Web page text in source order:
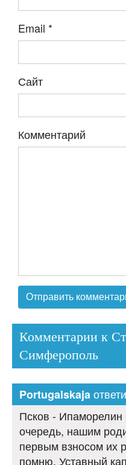
Email *
Сайт
Комментарий
Комментарии к
Симферополь
Portugalskaja
Псков -
очередь, нашим
первым взносом их
помню. Уставный